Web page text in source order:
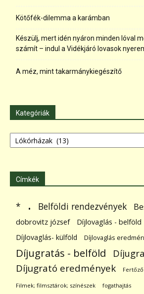
Kötőfék-dilemma a karámban
Készülj, mert idén nyáron minden lóval
számít – indul a Vidékjáró lovasok
A méz, mint takarmánykiegészítő
Kategóriák
Kategóriák
Címkék
* . Belföldi rendezvények
dobrovitz józsef
Díjlovaglás - belföld
Díjlovaglás- külföld
Díjlovaglás
Díjugratás - belföld
Díjugrató eredmények
Filmek; filmsztárok; színészek fogathajtás